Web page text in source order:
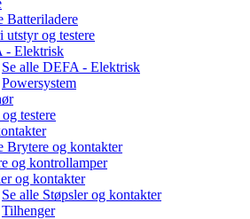
Batteriladere
utstyr og testere
- Elektrisk
Se alle DEFA - Elektrisk
Powersystem
testere
Brytere og kontakter
og kontrollamper
og kontakter
Se alle Støpsler og kontakter
Tilhenger